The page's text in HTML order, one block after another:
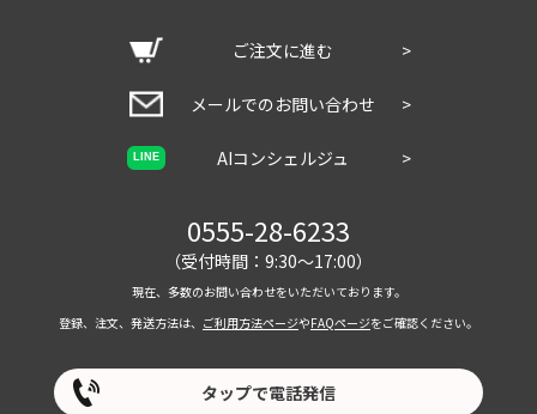
ご注文に進む >
メールでのお問い合わせ >
LINE AIコンシェルジュ >
0555-28-6233
（受付時間：9:30～17:00）
現在、多数のお問い合わせをいただいております。
登録、注文、発送方法は、 ご利用方法ページやFAQページをご確認ください。
タップで電話発信